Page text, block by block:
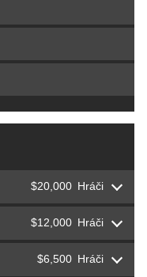
$20,000 Hráči
$12,000 Hráči
$6,500 Hráči